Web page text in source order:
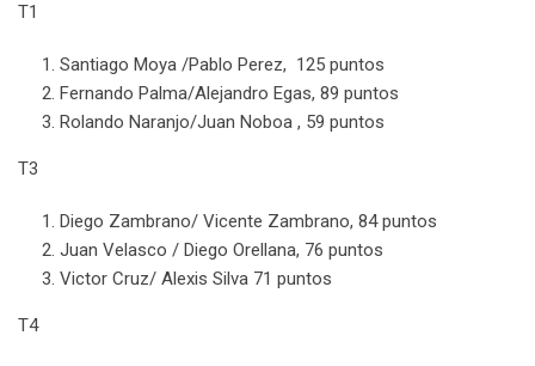
T1
Santiago Moya /Pablo Perez, 125 puntos
Fernando Palma/Alejandro Egas, 89 puntos
Rolando Naranjo/Juan Noboa , 59 puntos
T3
Diego Zambrano/ Vicente Zambrano, 84 puntos
Juan Velasco / Diego Orellana, 76 puntos
Victor Cruz/ Alexis Silva 71 puntos
T4